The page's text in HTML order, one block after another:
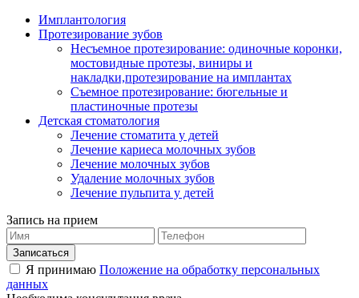
Имплантология
Протезирование зубов
Несъемное протезирование: одиночные коронки,
мостовидные протезы, виниры и
накладки,протезирование на имплантах
Съемное протезирование: бюгельные и
пластиночные протезы
Детская стоматология
Лечение стоматита у детей
Лечение кариеса молочных зубов
Лечение молочных зубов
Удаление молочных зубов
Лечение пульпита у детей
Запись на прием
Я принимаю Положение на обработку персональных
данных